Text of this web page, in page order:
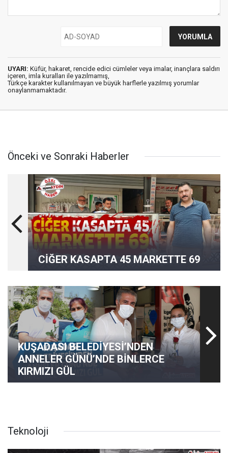
UYARI: Küfür, hakaret, rencide edici cümleler veya imalar, inançlara saldırı
içeren, imla kuralları ile yazılmamış,
Türkçe karakter kullanılmayan ve büyük harflerle yazılmış yorumlar
onaylanmamaktadır.
Önceki ve Sonraki Haberler
CİĞER KASAPTA 45 MARKETTE 69
KUŞADASI BELEDİYESİ’NDEN
ANNELER GÜNÜ’NDE BİNLERCE
KIRMIZI GÜL
Teknoloji